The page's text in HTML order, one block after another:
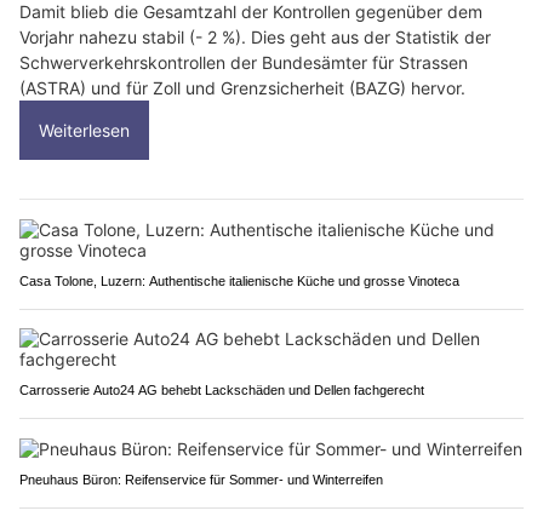
Damit blieb die Gesamtzahl der Kontrollen gegenüber dem
Vorjahr nahezu stabil (- 2 %). Dies geht aus der Statistik der
Schwerverkehrskontrollen der Bundesämter für Strassen
(ASTRA) und für Zoll und Grenzsicherheit (BAZG) hervor.
Weiterlesen
Casa Tolone, Luzern: Authentische italienische Küche und grosse Vinoteca
Carrosserie Auto24 AG behebt Lackschäden und Dellen fachgerecht
Pneuhaus Büron: Reifenservice für Sommer- und Winterreifen